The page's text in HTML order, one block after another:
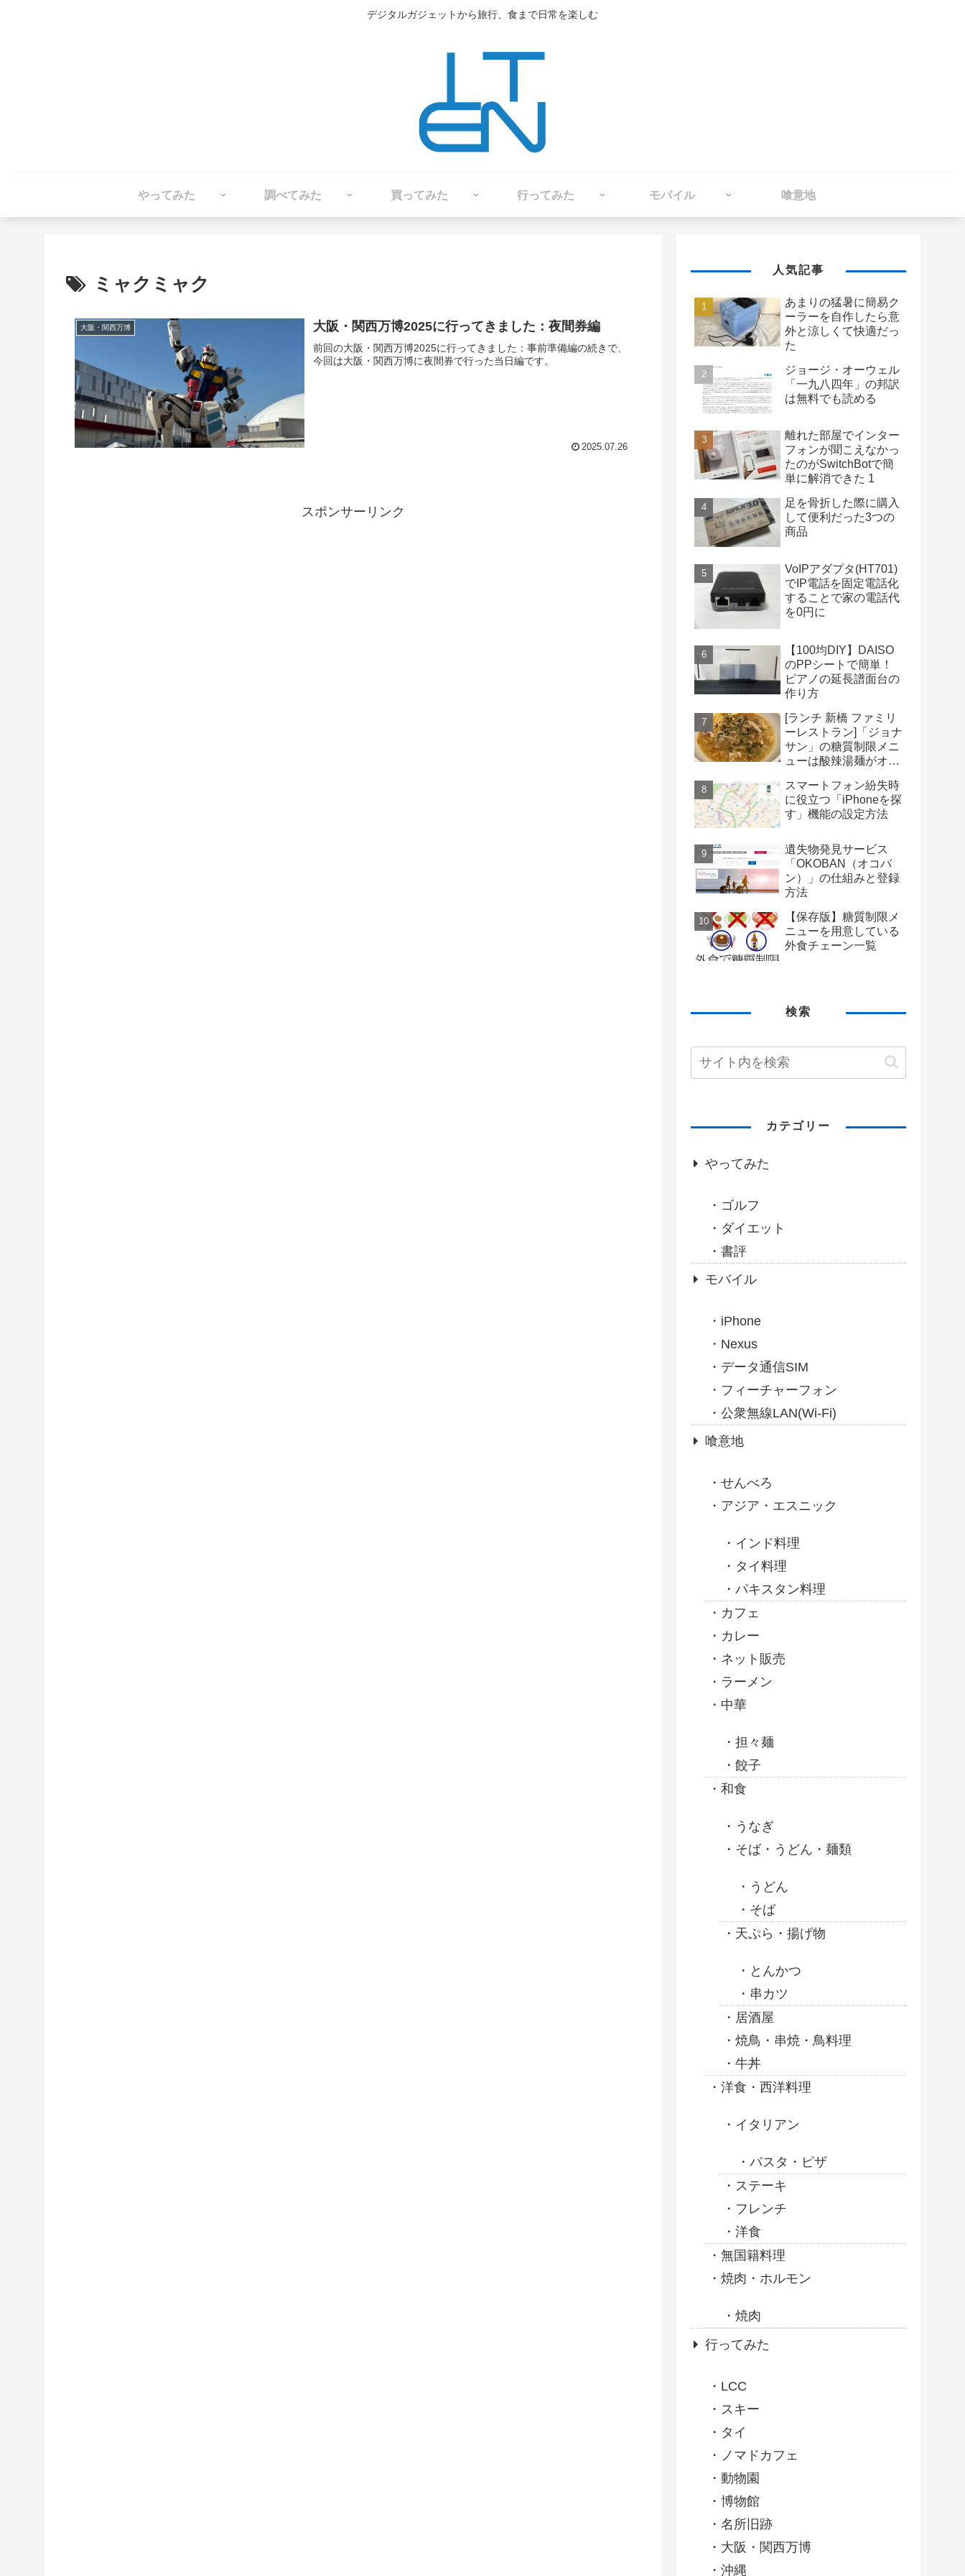
デジタルガジェットから旅行、食まで日常を楽しむ
やってみた 調べてみた 買ってみた 行ってみた モバイル 喰意地
ミャクミャク
大阪・関西万博 大阪・関西万博2025に行ってきました：夜間券編
前回の大阪・関西万博2025に行ってきました：事前準備編の続きで、
今回は大阪・関西万博に夜間券で行った当日編です。
2025.07.26
スポンサーリンク
人気記事
あまりの猛暑に簡易ク
ーラーを自作したら意
外と涼しくて快適だっ
た
ジョージ・オーウェル
「一九八四年」の邦訳
は無料でも読める
離れた部屋でインター
フォンが聞こえなかっ
たのがSwitchBotで簡
単に解消できた 1
足を骨折した際に購入
して便利だった3つの
商品
VoIPアダプタ(HT701)
でIP電話を固定電話化
することで家の電話代
を0円に
【100均DIY】DAISO
のPPシートで簡単！
ピアノの延長譜面台の
作り方
[ランチ 新橋 ファミリ
ーレストラン]「ジョナ
サン」の糖質制限メニ
ューは酸辣湯麺がオス
スマートフォン紛失時
に役立つ「iPhoneを探
す」機能の設定方法
遺失物発見サービス
「OKOBAN（オコバ
ン）」の仕組みと登録
方法
【保存版】糖質制限メ
ニューを用意している
外食チェーン一覧
検索
カテゴリー
やってみた
ゴルフ
ダイエット
書評
モバイル
iPhone
Nexus
データ通信SIM
フィーチャーフォン
公衆無線LAN(Wi-Fi)
喰意地
せんべろ
アジア・エスニック
インド料理
タイ料理
パキスタン料理
カフェ
カレー
ネット販売
ラーメン
中華
担々麺
餃子
和食
うなぎ
そば・うどん・麺類
うどん
そば
天ぷら・揚げ物
とんかつ
串カツ
居酒屋
焼鳥・串焼・鳥料理
牛丼
洋食・西洋料理
イタリアン
パスタ・ピザ
ステーキ
フレンチ
洋食
無国籍料理
焼肉・ホルモン
焼肉
行ってみた
LCC
スキー
タイ
ノマドカフェ
動物園
博物館
名所旧跡
大阪・関西万博
沖縄